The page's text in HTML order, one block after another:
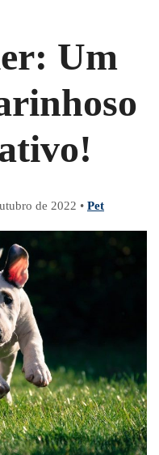
Um
de 2022 • Pet